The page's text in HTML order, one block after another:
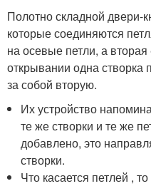
Полотно складной двери-
которые соединяются
на осевые петли, а
открывании одна створка
за собой вторую.
Их устройство
те же створки и те же
добавлено, это
створки.
Что касается петлей ,